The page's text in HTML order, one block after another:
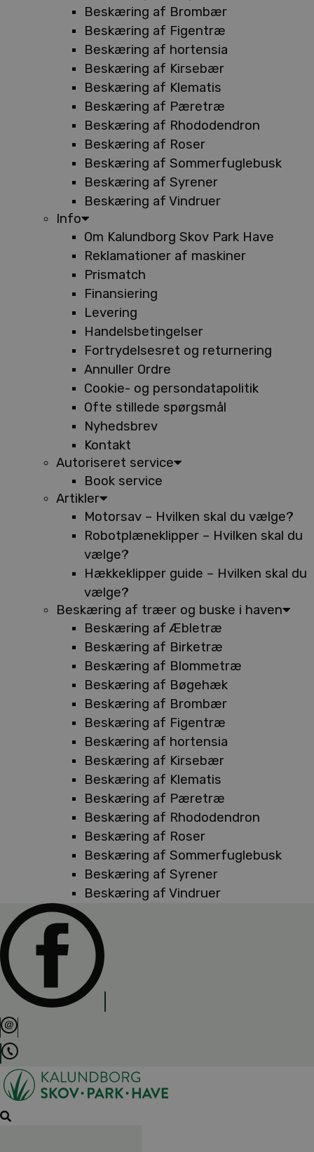
Beskæring af Brombær
Beskæring af Figentræ
Beskæring af hortensia
Beskæring af Kirsebær
Beskæring af Klematis
Beskæring af Pæretræ
Beskæring af Rhododendron
Beskæring af Roser
Beskæring af Sommerfuglebusk
Beskæring af Syrener
Beskæring af Vindruer
Info
Om Kalundborg Skov Park Have
Reklamationer af maskiner
Prismatch
Finansiering
Levering
Handelsbetingelser
Fortrydelsesret og returnering
Annuller Ordre
Cookie- og persondatapolitik
Ofte stillede spørgsmål
Nyhedsbrev
Kontakt
Autoriseret service
Book service
Artikler
Motorsav – Hvilken skal du vælge?
Robotplæneklipper – Hvilken skal du
vælge?
Hækkeklipper guide – Hvilken skal du
vælge?
Beskæring af træer og buske i haven
Beskæring af Æbletræ
Beskæring af Birketræ
Beskæring af Blommetræ
Beskæring af Bøgehæk
Beskæring af Brombær
Beskæring af Figentræ
Beskæring af hortensia
Beskæring af Kirsebær
Beskæring af Klematis
Beskæring af Pæretræ
Beskæring af Rhododendron
Beskæring af Roser
Beskæring af Sommerfuglebusk
Beskæring af Syrener
Beskæring af Vindruer